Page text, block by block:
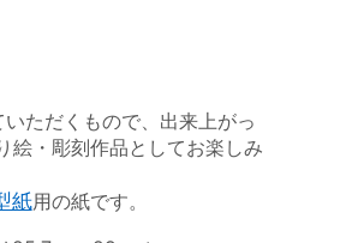
ただくもので、出来上がっ
絵・彫刻作品としてお楽しみ
紙用の紙です。